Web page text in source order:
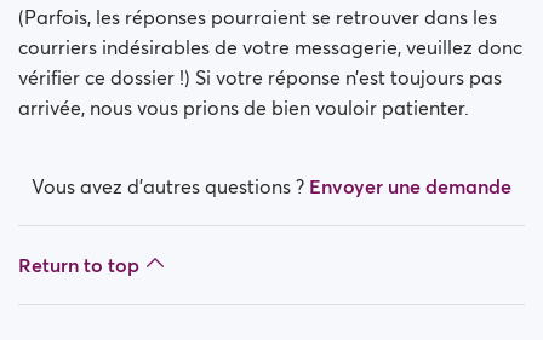
(Parfois, les réponses pourraient se retrouver dans les
courriers indésirables de votre messagerie, veuillez donc
vérifier ce dossier !) Si votre réponse n’est toujours pas
arrivée, nous vous prions de bien vouloir patienter.
Vous avez d’autres questions ? Envoyer une demande
Return to top